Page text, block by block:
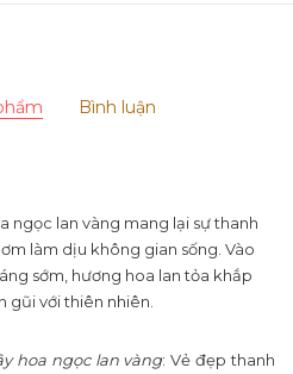
Bình luận
ngọc lan vàng mang lại sự thanh
làm dịu không gian sống. Vào
sớm, hương hoa lan tỏa khắp
gũi với thiên nhiên.
hoa ngọc lan vàng: Vẻ đẹp thanh